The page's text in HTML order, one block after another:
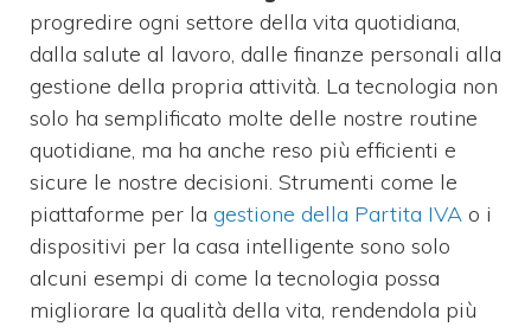
progredire ogni settore della vita quotidiana,
dalla salute al lavoro, dalle finanze personali alla
gestione della propria attività. La tecnologia non
solo ha semplificato molte delle nostre routine
quotidiane, ma ha anche reso più efficienti e
sicure le nostre decisioni. Strumenti come le
piattaforme per la gestione della Partita IVA o i
dispositivi per la casa intelligente sono solo
alcuni esempi di come la tecnologia possa
migliorare la qualità della vita, rendendola più